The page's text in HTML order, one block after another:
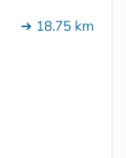
➔ 18.75 km